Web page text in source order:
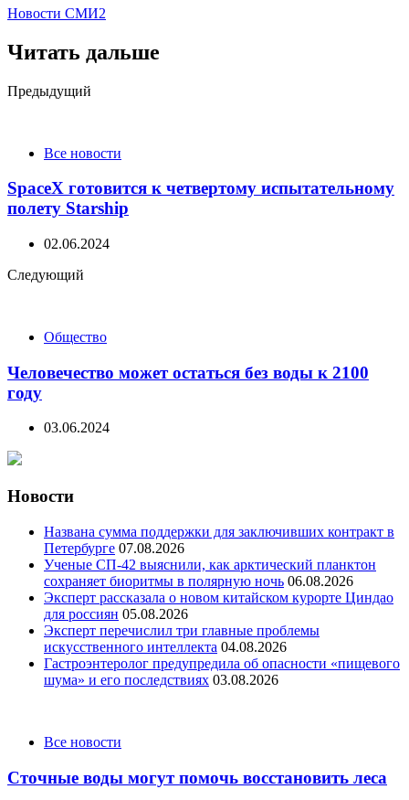
Новости СМИ2
Читать дальше
Post
Предыдущий
Все новости
SpaceX готовится к четвертому испытательному
полету Starship
02.06.2024
Следующий
Общество
Человечество может остаться без воды к 2100
году
03.06.2024
Новости
Названа сумма поддержки для заключивших контракт в
Петербурге 07.08.2026
Ученые СП-42 выяснили, как арктический планктон
сохраняет биоритмы в полярную ночь 06.08.2026
Эксперт рассказала о новом китайском курорте Циндао
для россиян 05.08.2026
Эксперт перечислил три главные проблемы
искусственного интеллекта 04.08.2026
Гастроэнтеролог предупредила об опасности «пищевого
шума» и его последствиях 03.08.2026
CategoriesВсе новости
Сточные воды могут помочь восстановить леса